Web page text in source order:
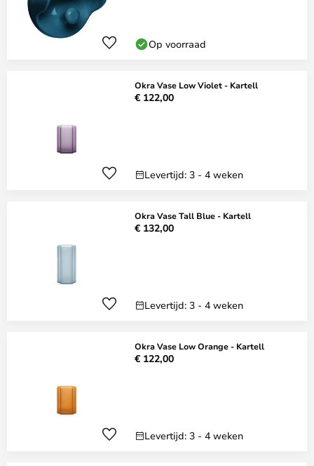
Op voorraad
Okra Vase Low Violet - Kartell
€ 122,00
Levertijd: 3 - 4 weken
Okra Vase Tall Blue - Kartell
€ 132,00
Levertijd: 3 - 4 weken
Okra Vase Low Orange - Kartell
€ 122,00
Levertijd: 3 - 4 weken